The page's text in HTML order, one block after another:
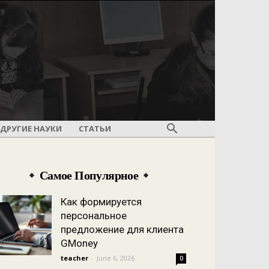
ДРУГИЕ НАУКИ СТАТЬИ
Самое Популярное
Как формируется
персональное
предложение для клиента
GMoney
teacher - June 6, 2026 0